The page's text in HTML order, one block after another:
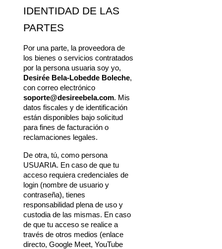
IDENTIDAD DE LAS
PARTES
Por una parte, la proveedora de
los bienes o servicios contratados
Desirée Bela-Lobedde Boleche,
con correo electrónico
soporte@desireebela.com. Mis
datos fiscales y de identificación
están disponibles bajo solicitud
para fines de facturación o
reclamaciones legales.
De otra, tú, como persona
USUARIA. En caso de que tu
acceso requiera credenciales de
login (nombre de usuario y
contraseña), tienes
responsabilidad plena de uso y
custodia de las mismas. En caso
de que tu acceso se realice a
través de otros medios (enlace
directo, Google Meet, YouTube